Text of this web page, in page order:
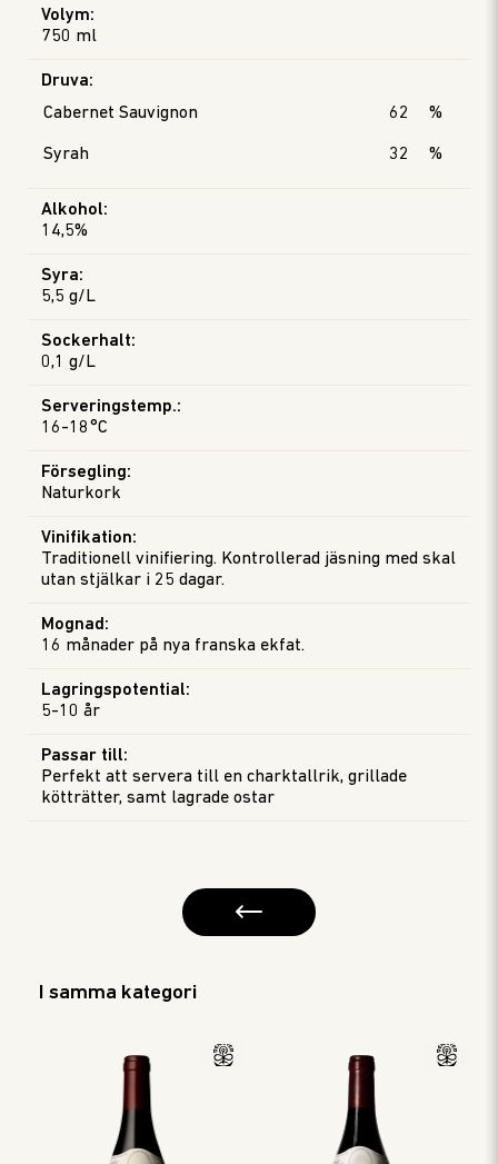
Volym:
750 ml
Druva:
Cabernet Sauvignon
62 %
Syrah 32 %
Alkohol:
14,5%
Syra:
5,5 g/L
Sockerhalt:
0,1 g/L
Serveringstemp.:
16-18°C
Försegling:
Naturkork
Vinifikation:
Traditionell vinifiering. Kontrollerad jäsning med skal
utan stjälkar i 25 dagar.
Mognad :
16 månader på nya franska ekfat.
Passar till:
Perfekt att servera till en charktallrik, grillade
kötträtter, samt lagrade ostar
Lagringspotential:
5-10 år
I samma kategori